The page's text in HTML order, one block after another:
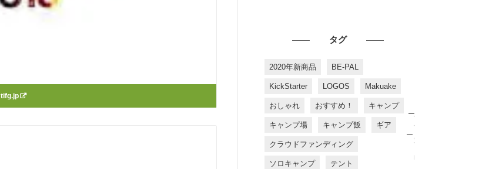
tifg.jp
タグ
2020年新商品 BE-PAL
KickStarter LOGOS Makuake
おしゃれ おすすめ！ キャンプ
キャンプ場 キャンプ飯 ギア
クラウドファンディング
ソロキャンプ テント
す
す
め
商
品